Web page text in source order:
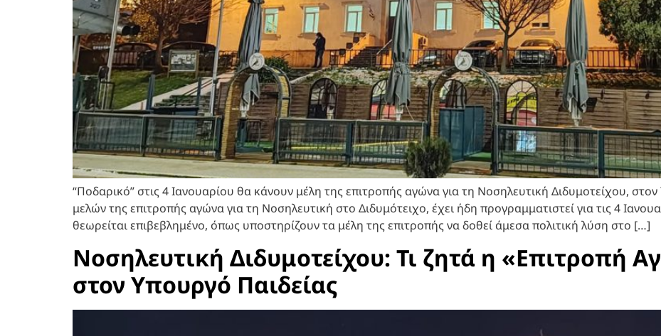
“Ποδαρικό” στις 4 Ιανουαρίου θα κάνουν μέλη της επιτροπής αγώνα για τη Νοσηλευτική Διδυμοτείχου,
μελών της επιτροπής αγώνα για τη Νοσηλευτική στο Διδυμότειχο, έχει ήδη προγραμματιστεί για τις 4
θεωρείται επιβεβλημένο, όπως υποστηρίζουν τα μέλη της επιτροπής να δοθεί άμεσα πολιτική λύση στο […]
Νοσηλευτική Διδυμοτείχου: Τι ζητά η «Επιτροπή
στον Υπουργό Παιδείας